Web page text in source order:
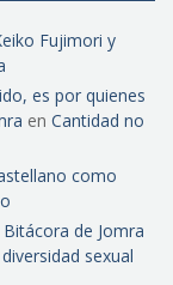
Fujimori y
es por quienes
en Cantidad no
como
de Jomra
sexual